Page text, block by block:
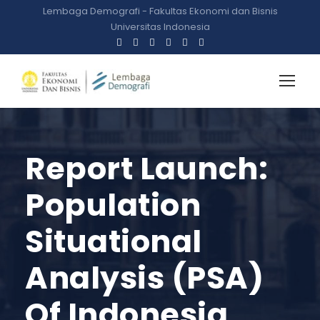
Lembaga Demografi - Fakultas Ekonomi dan Bisnis
Universitas Indonesia
Report Launch:
Population
Situational
Analysis (PSA)